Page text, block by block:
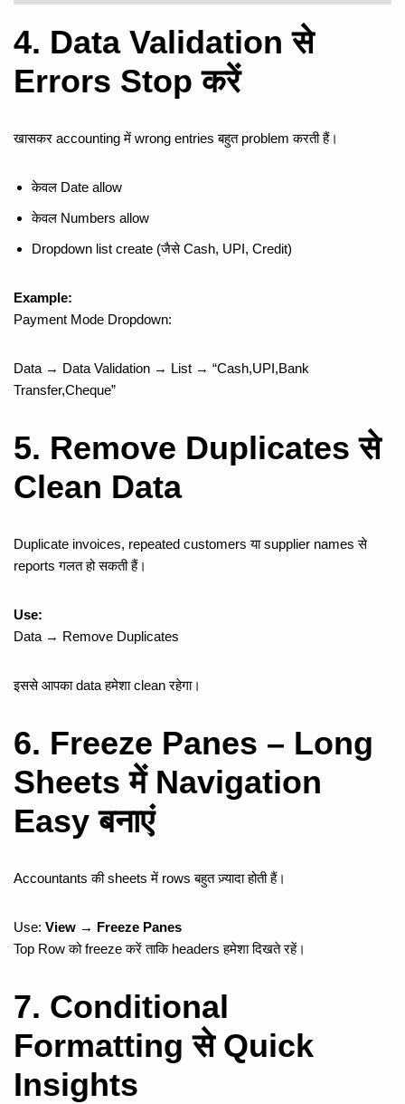
4. Data Validation से
Errors Stop करें
खासकर accounting में wrong entries बहुत problem करती हैं।
केवल Date allow
केवल Numbers allow
Dropdown list create (जैसे Cash, UPI, Credit)
Example:
Payment Mode Dropdown:
Data → Data Validation → List → “Cash,UPI,Bank
Transfer,Cheque”
5. Remove Duplicates से
Clean Data
Duplicate invoices, repeated customers या supplier names से
reports गलत हो सकती हैं।
Use:
Data → Remove Duplicates
इससे आपका data हमेशा clean रहेगा।
6. Freeze Panes – Long
Sheets में Navigation
Easy बनाएं
Accountants की sheets में rows बहुत ज़्यादा होती हैं।
Use: View → Freeze Panes
Top Row को freeze करें ताकि headers हमेशा दिखते रहें।
7. Conditional
Formatting से Quick
Insights